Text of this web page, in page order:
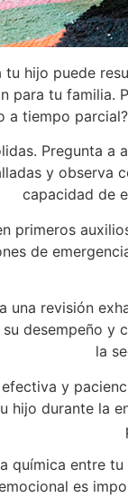
hijo puede
para tu familia.
tiempo
Pregunta a
y observa
capacidad de
primeros
de
una revisión
desempeño
la
y
hijo durante la
química entre
es